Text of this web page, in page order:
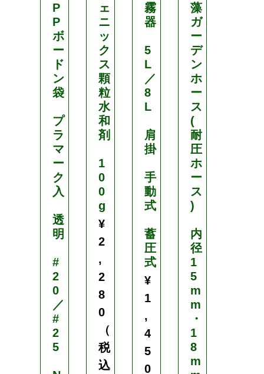
P
P
ボ
ー
ド
ン
袋
プ
ラ
マ
ー
ク
入
透
明
#
2
0
／
#
2
5
ェ
ニ
ッ
ク
ス
顆
粒
水
和
剤
1
0
0
g
¥
2
,
2
8
0
（
税
込
霧
器
5
L
／
8
L
肩
掛
手
動
式
蓄
圧
式
¥
1
,
4
5
0
藻
ガ
ー
デ
ン
ホ
ー
ス
(
耐
圧
ホ
ー
ス
)
内
径
1
5
m
m
・
1
8
m